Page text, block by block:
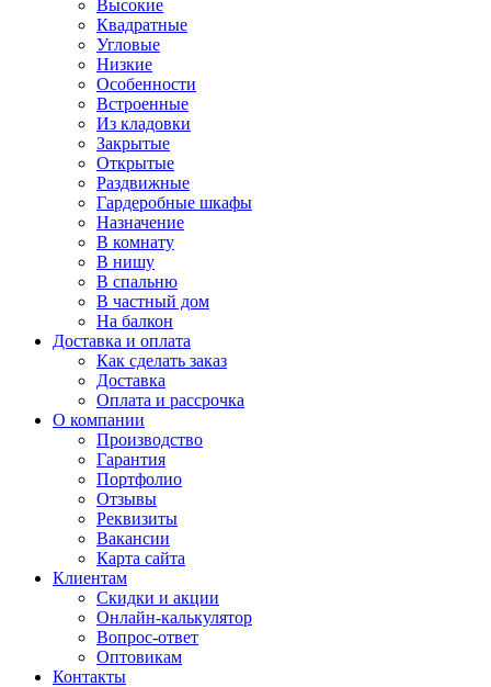
Высокие
Квадратные
Угловые
Низкие
Особенности
Встроенные
Из кладовки
Закрытые
Открытые
Раздвижные
Гардеробные шкафы
Назначение
В комнату
В нишу
В спальню
В частный дом
На балкон
Доставка и оплата
Как сделать заказ
Доставка
Оплата и рассрочка
О компании
Производство
Гарантия
Портфолио
Отзывы
Реквизиты
Вакансии
Карта сайта
Клиентам
Скидки и акции
Онлайн-калькулятор
Вопрос-ответ
Оптовикам
Контакты